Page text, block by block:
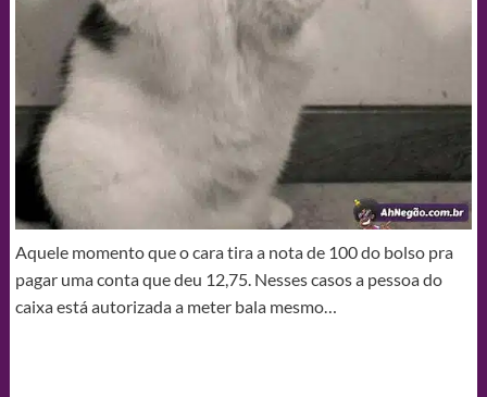
Aquele momento que o cara tira a nota de 100 do bolso pra
pagar uma conta que deu 12,75. Nesses casos a pessoa do
caixa está autorizada a meter bala mesmo…